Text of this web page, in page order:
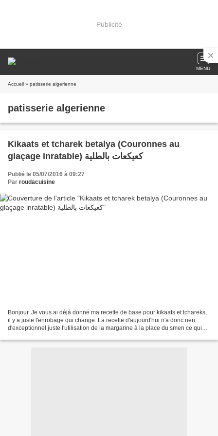
Publicité
MENU
Accueil » patisserie algerienne
patisserie algerienne
Kikaats et tcharek betalya (Couronnes au
glaçage inratable) كعيكعات بالطلية
Publié le 05/07/2016 à 09:27
Par roudacuisine
Bonjour. Je vous ai déjà donné ma recette de base pour kikaats et tchareks,
il y a juste l'enrobage qui change. La recette d'aujourd'hui n'a donc rien
d'exceptionnel juste l'utilisation de la margarine à la place du smen ce qui